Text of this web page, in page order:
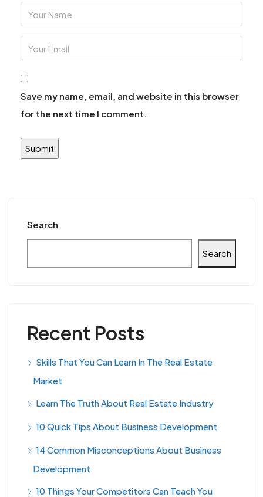
Save my name, email, and website in this browser
for the next time I comment.
Search
Search
Recent Posts
Skills That You Can Learn In The Real Estate
Market
Learn The Truth About Real Estate Industry
10 Quick Tips About Business Development
14 Common Misconceptions About Business
Development
10 Things Your Competitors Can Teach You